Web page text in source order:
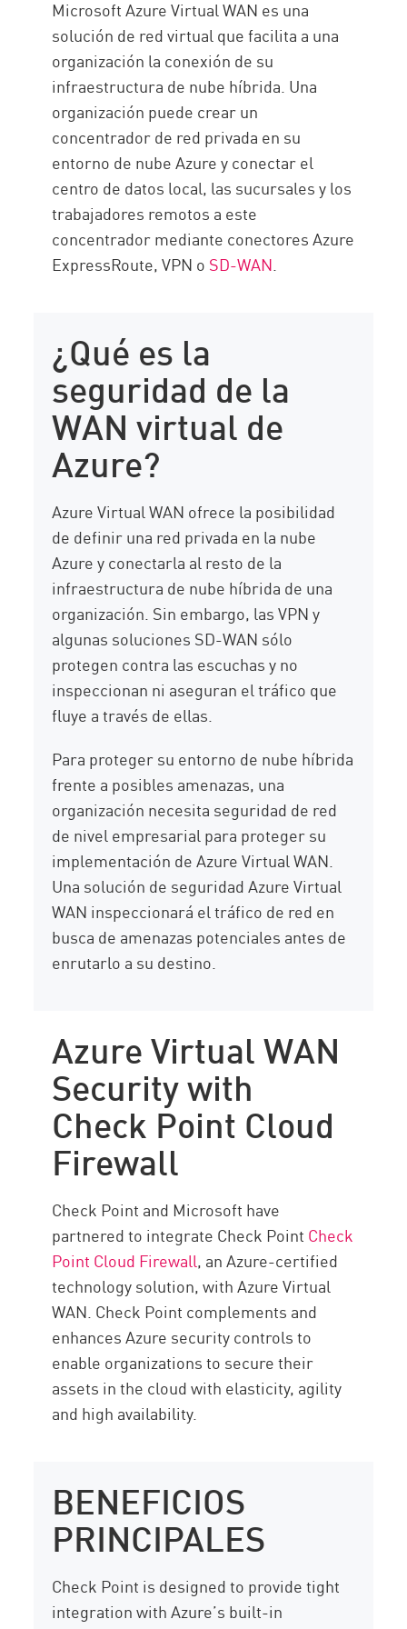
BENEFICIOS PRINCIPALES
Securing Azure Virtual WAN with
Check Point
Microsoft Azure Virtual WAN es una
solución de red virtual que facilita a una
organización la conexión de su
infraestructura de nube híbrida. Una
organización puede crear un
concentrador de red privada en su
entorno de nube Azure y conectar el
centro de datos local, las sucursales y los
trabajadores remotos a este
concentrador mediante conectores Azure
ExpressRoute, VPN o SD-WAN.
¿Qué es la
seguridad de la
WAN virtual de
Azure?
Azure Virtual WAN ofrece la posibilidad
de definir una red privada en la nube
Azure y conectarla al resto de la
infraestructura de nube híbrida de una
organización. Sin embargo, las VPN y
algunas soluciones SD-WAN sólo
protegen contra las escuchas y no
inspeccionan ni aseguran el tráfico que
fluye a través de ellas.
Para proteger su entorno de nube híbrida
frente a posibles amenazas, una
organización necesita seguridad de red
de nivel empresarial para proteger su
implementación de Azure Virtual WAN.
Una solución de seguridad Azure Virtual
WAN inspeccionará el tráfico de red en
busca de amenazas potenciales antes de
enrutarlo a su destino.
Azure Virtual WAN
Security with
Check Point Cloud
Firewall
Check Point and Microsoft have
partnered to integrate Check Point Check
Point Cloud Firewall, an Azure-certified
technology solution, with Azure Virtual
WAN. Check Point complements and
enhances Azure security controls to
enable organizations to secure their
assets in the cloud with elasticity, agility
and high availability.
BENEFICIOS
PRINCIPALES
Check Point is designed to provide tight
integration with Azure’s built-in